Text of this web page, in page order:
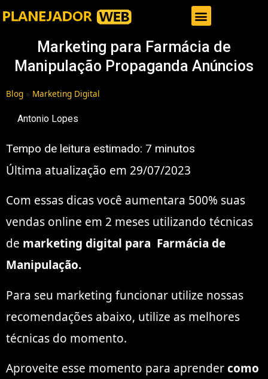
Marketing para Farmácia de
Manipulação Propaganda Anúncios
Blog » Marketing Digital
Antonio Lopes
Tempo de leitura estimado: 7 minutos
Última atualização em 29/07/2023
Com essas dicas você aumentara 500% suas
vendas online em 2 meses utilizando técnicas
de marketing digital para Farmácia de
Manipulação.
Para seu marketing funcionar utilize nossas
recomendações abaixo, utilize as melhores
técnicas do momento.
Aproveite esse momento para aprendercomo